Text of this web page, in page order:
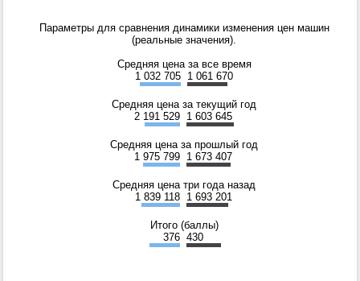
Параметры для сравнения динамики изменения цен машин
(реальные значения).
Средняя цена за все время
1 032 705 1 061 670
Средняя цена за текущий год
2 191 529 1 603 645
Средняя цена за прошлый год
1 975 799 1 673 407
Средняя цена три года назад
1 839 118 1 693 201
Итого (баллы)
376 430